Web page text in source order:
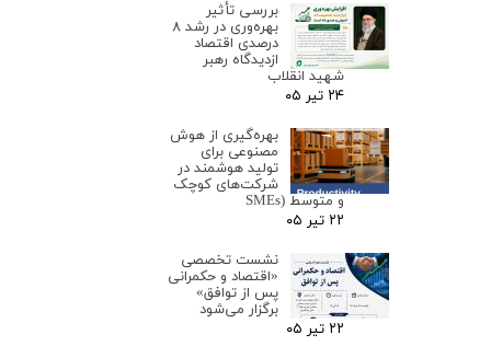
بررسی تأثیر
بهره‌وری در رشد ۸
درصدی اقتصاد
ازدیدگاه رهبر
شهید انقلاب
۲۴ تیر ۰۵
بهره‌گیری از هوش
مصنوعی برای
تولید هوشمند در
شرکت‌های کوچک
و متوسط (SMEs
۲۲ تیر ۰۵
نشست تخصصی
«اقتصاد و حکمرانی
پس از توافق»
برگزار می‌شود
۲۲ تیر ۰۵